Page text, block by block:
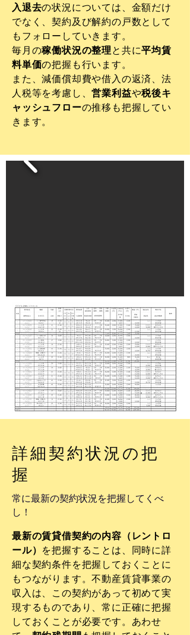
入退去の状況については、金額だけ
でなく、契約及び解約の戸数として
もフォローしていきます。
毎月の稼働状況の整理と共に平均賃
料単価の把握も行います。
また、減価償却費や借入の返済、法
人税等を考慮し、営業利益や税後キ
ャッシュフローの推移も把握してい
きます。
詳細契約状況の把
握
常に最新の契約状況を把握してくべ
し！
最新の賃貸借契約の内容（レントロ
ール） を把握することは、同時に詳
細な契約条件を把握しておくことに
もつながります。不動産賃貸事業の
収入は、この契約があって初めて実
現するものであり、常に正確に把握
しておくことが必要です。あわせ